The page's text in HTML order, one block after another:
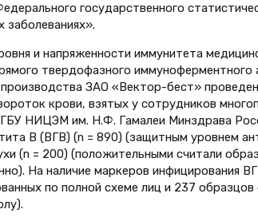
государственного
заболеваниях».
и напряженности иммунитета
твердофазного
ЗАО «Вектор-бест»
крови, взятых у сотрудников
НИЦЭМ им. Н.Ф. Гамалеи Минздрава
В (ВГВ) (n = 890) (защитным уровнем
(n = 200) (положительными считали
На наличие маркеров инфицирования
по полной схеме лиц и 237